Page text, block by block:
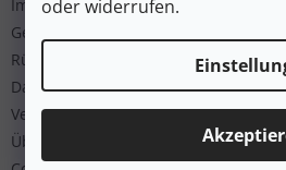
oder widerrufen.
Impressum
Geschäftsbedingungen
Rücksendung
Datenschutz
Versand und Bezahlung
Über uns